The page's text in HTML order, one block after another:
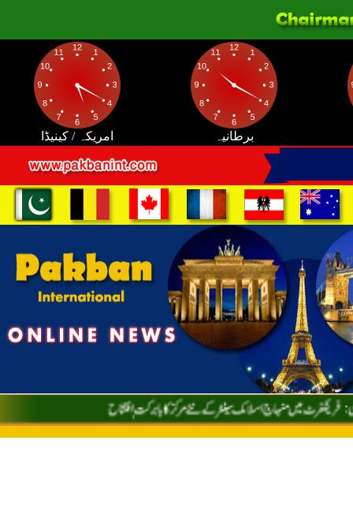
امریکہ / کینیڈا برطانیہ